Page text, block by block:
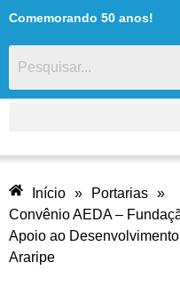
Comemorando 50 anos!
Início » Portarias »
Convênio AEDA –
Apoio ao
Araripe